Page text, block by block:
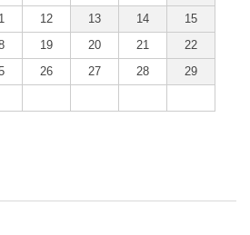
12 13 14
15
19 20 21
22
26 27 28
29